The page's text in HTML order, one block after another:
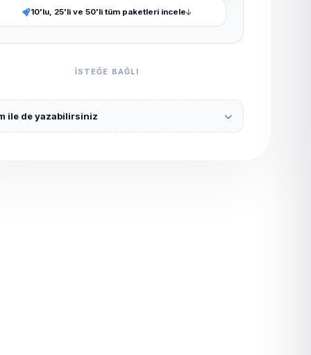
10'lu, 25'li ve 50'li tüm paketleri incele
ISTEĞE BAĞLI
ile de yazabilirsiniz